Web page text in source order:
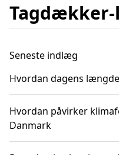
Seneste indlæg
Hvordan dagens
Hvordan påvirker
Danmark